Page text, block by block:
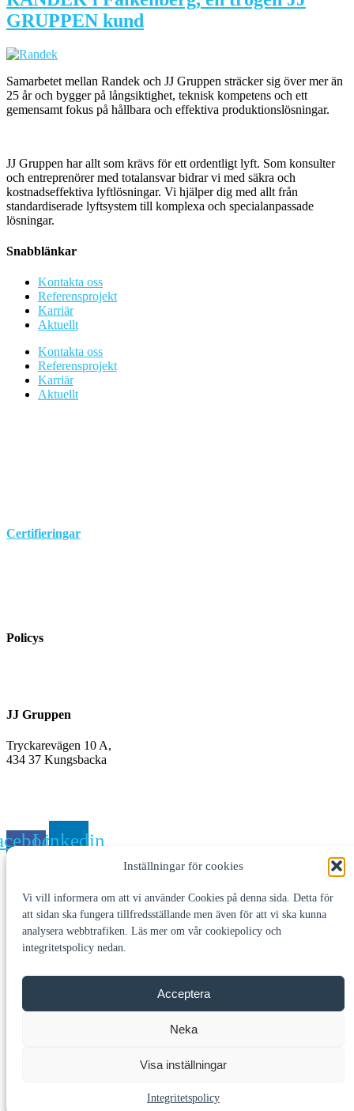
Inställningar för cookies
Vi vill informera om att vi använder Cookies på denna sida. Detta för
att sidan ska fungera tillfredsställande men även för att vi ska kunna
analysera webbtrafiken. Läs mer om vår cookiepolicy och
integritetspolicy nedan.
Acceptera
Neka
Visa inställningar
Integritetspolicy
GRUPPEN kund
Samarbetet mellan Randek och JJ Gruppen sträcker sig över mer än
25 år och bygger på långsiktighet, teknisk kompetens och ett
gemensamt fokus på hållbara och effektiva produktionslösningar.
JJ Gruppen har allt som krävs för ett ordentligt lyft. Som konsulter
och entreprenörer med totalansvar bidrar vi med säkra och
kostnadseffektiva lyftlösningar. Vi hjälper dig med allt från
standardiserade lyftsystem till komplexa och specialanpassade
lösningar.
Snabblänkar
Kontakta oss
Referensprojekt
Karriär
Aktuellt
Kontakta oss
Referensprojekt
Karriär
Aktuellt
Certifieringar
Policys
JJ Gruppen
Tryckarevägen 10 A,
434 37 Kungsbacka
Linkedin
© JJ Gruppen 2025 - Org.nr 556487-5705 -Design: Consider it
done reklambyrå
Kan vi hjälpa till?
Lämna gärna ett meddelande så återkommer vi snarast.
Jag godkänner lagring av uppgifter i affärsrelationssyfte i
integritetspolicy. Din e-postadress